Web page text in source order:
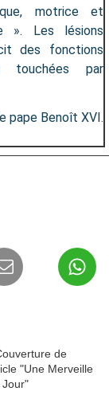
motrice et
». Les lésions
des fonctions
touchées par
pape Benoît XVI.